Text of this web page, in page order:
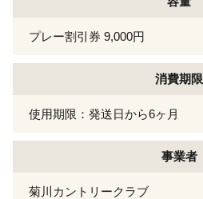
プレー割引券 9,000円
消費期限
使用期限：発送日から6ヶ月
事業者
菊川カントリークラブ